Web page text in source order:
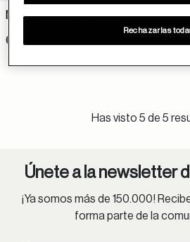
MÓ ECLAT COCO SUN
69 €
Has visto 5 de 5
Únete a la newsletter
¡Ya somos más de 150.000!
forma parte de la
Rechazarlas